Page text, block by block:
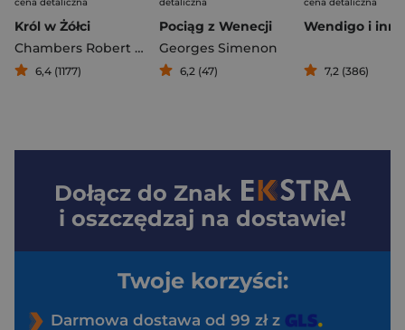
Król w Żółci
Chambers Robert W.
6,4 (1177)
Pociąg z Wenecji
Georges Simenon
6,2 (47) 7,2 (386)
Dołącz do Znak
i oszczędzaj na dostawie!
Twoje korzyści:
Darmowa dostawa od 99 zł z